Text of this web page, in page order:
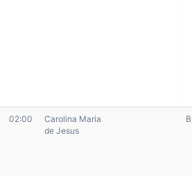
02:00
Carolina Maria
de Jesus